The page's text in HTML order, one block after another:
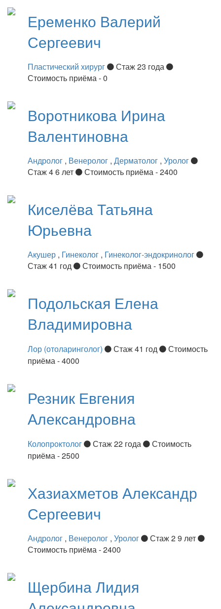
Еременко Валерий
Сергеевич
Пластический хирург
Стаж 23 года
Стоимость приёма - 0
Воротникова Ирина
Валентиновна
Андролог , Венеролог , Дерматолог , Уролог
Стаж 4 6 лет
Стоимость приёма - 2400
КиселёваТатьяна
Юрьевна
Акушер , Гинеколог , Гинеколог-эндокринолог
Стаж 41 год
Стоимость приёма - 1500
Подольская Елена
Владимировна
Лор (отоларинголог) Стаж 41 год
Стоимость
приёма - 4000
Резник Евгения
Александровна
Колопроктолог Стаж 22 года
Стоимость
приёма - 2500
Хазиахметов Александр
Сергеевич
Андролог , Венеролог , Уролог
Стаж 2 9 лет
Стоимость приёма - 2400
ЩербинаЛидия